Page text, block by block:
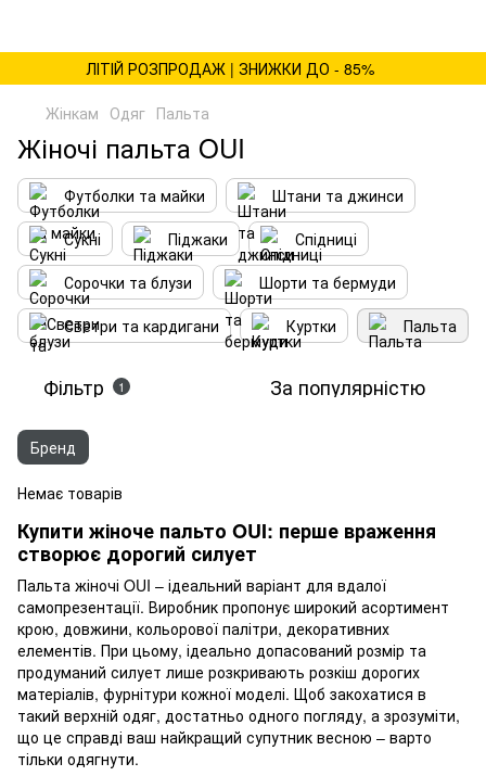
ЛІТІЙ РОЗПРОДАЖ | ЗНИЖКИ ДО - 85%
Жінкам Одяг Пальта
Жіночі пальта OUI
Футболки та майки
Штани та джинси
Сукні
Піджаки
Спідниці
Сорочки та блузи
Шорти та бермуди
Светри та кардигани
Куртки Пальта
Фільтр 1 За популярністю
Бренд
Немає товарів
Купити жіноче пальто OUI: перше враження
створює дорогий силует
Пальта жіночі OUI – ідеальний варіант для вдалої
самопрезентації. Виробник пропонує широкий асортимент
крою, довжини, кольорової палітри, декоративних
елементів. При цьому, ідеально допасований розмір та
продуманий силует лише розкривають розкіш дорогих
матеріалів, фурнітури кожної моделі. Щоб закохатися в
такий верхній одяг, достатньо одного погляду, а зрозуміти,
що це справді ваш найкращий супутник весною – варто
тільки одягнути.